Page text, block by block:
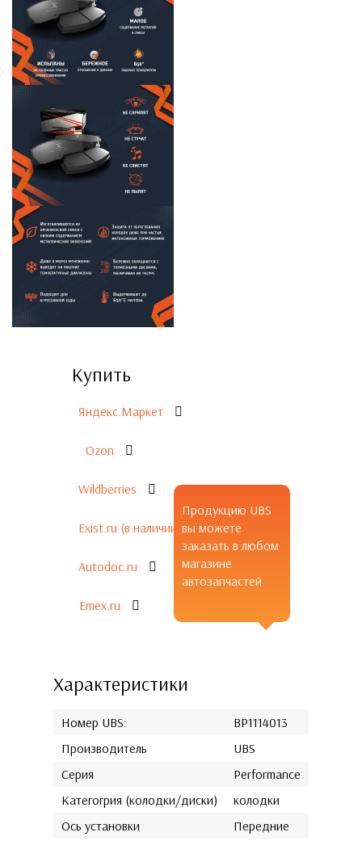
Характеристики
Номер UBS:
BP1114013
Производитель
UBS
Серия
Performance
Категогрия (колодки/диски)
колодки
Ось установки
Передние
Продукцию UBS
вы можете
заказать в любом
магазине
автозапчастей
Купить
Яндекс.Маркет
Ozon
Wildberries
Exist.ru (в наличии)
Autodoc.ru
Emex.ru